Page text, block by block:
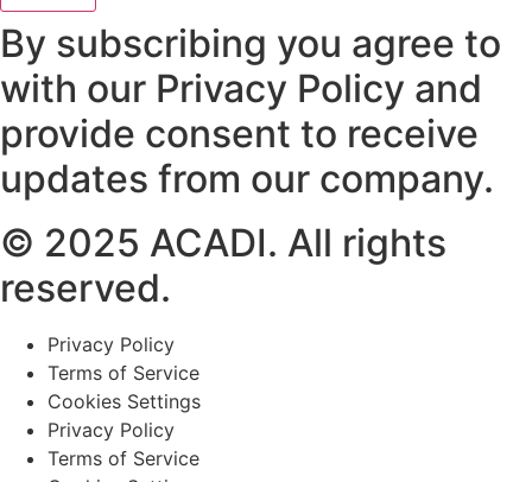
By subscribing you agree to
with our Privacy Policy and
provide consent to receive
updates from our company.
© 2025 ACADI. All rights
reserved.
Privacy Policy
Terms of Service
Cookies Settings
Privacy Policy
Terms of Service